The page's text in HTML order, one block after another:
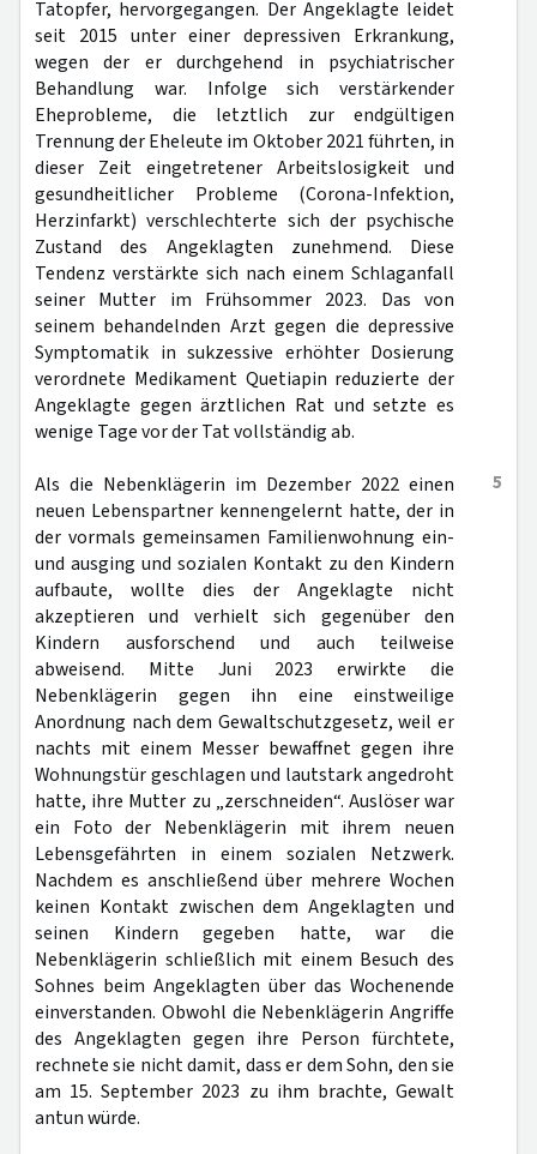
Tatopfer, hervorgegangen. Der Angeklagte leidet
seit 2015 unter einer depressiven Erkrankung,
wegen der er durchgehend in psychiatrischer
Behandlung war. Infolge sich verstärkender
Eheprobleme, die letztlich zur endgültigen
Trennung der Eheleute im Oktober 2021 führten, in
dieser Zeit eingetretener Arbeitslosigkeit und
gesundheitlicher Probleme (Corona-Infektion,
Herzinfarkt) verschlechterte sich der psychische
Zustand des Angeklagten zunehmend. Diese
Tendenz verstärkte sich nach einem Schlaganfall
seiner Mutter im Frühsommer 2023. Das von
seinem behandelnden Arzt gegen die depressive
Symptomatik in sukzessive erhöhter Dosierung
verordnete Medikament Quetiapin reduzierte der
Angeklagte gegen ärztlichen Rat und setzte es
wenige Tage vor der Tat vollständig ab.
5
Als die Nebenklägerin im Dezember 2022 einen
neuen Lebenspartner kennengelernt hatte, der in
der vormals gemeinsamen Familienwohnung ein-
und ausging und sozialen Kontakt zu den Kindern
aufbaute, wollte dies der Angeklagte nicht
akzeptieren und verhielt sich gegenüber den
Kindern ausforschend und auch teilweise
abweisend. Mitte Juni 2023 erwirkte die
Nebenklägerin gegen ihn eine einstweilige
Anordnung nach dem Gewaltschutzgesetz, weil er
nachts mit einem Messer bewaffnet gegen ihre
Wohnungstür geschlagen und lautstark angedroht
hatte, ihre Mutter zu „zerschneiden“. Auslöser war
ein Foto der Nebenklägerin mit ihrem neuen
Lebensgefährten in einem sozialen Netzwerk.
Nachdem es anschließend über mehrere Wochen
keinen Kontakt zwischen dem Angeklagten und
seinen Kindern gegeben hatte, war die
Nebenklägerin schließlich mit einem Besuch des
Sohnes beim Angeklagten über das Wochenende
einverstanden. Obwohl die Nebenklägerin Angriffe
des Angeklagten gegen ihre Person fürchtete,
rechnete sie nicht damit, dass er dem Sohn, den sie
am 15. September 2023 zu ihm brachte, Gewalt
antun würde.